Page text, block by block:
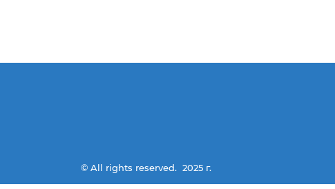
© All rights reserved. 2025 г.